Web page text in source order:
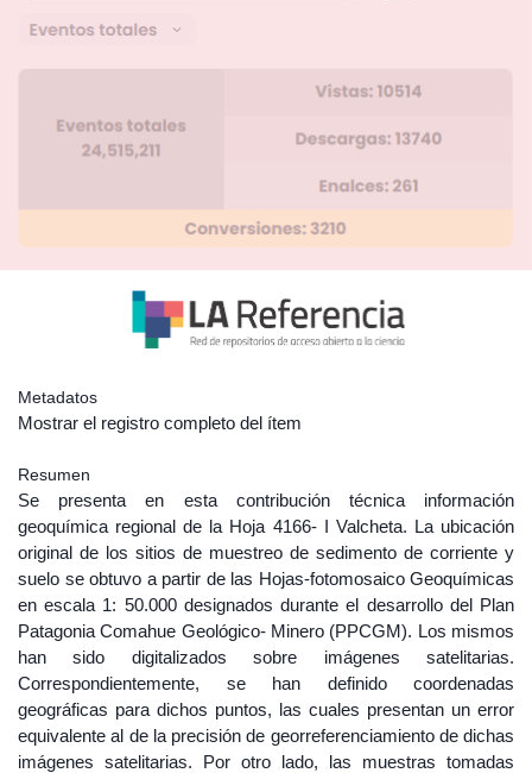
Metadatos
Mostrar el registro completo del ítem
Resumen
Se presenta en esta contribución técnica información
geoquímica regional de la Hoja 4166- I Valcheta. La ubicación
original de los sitios de muestreo de sedimento de corriente y
suelo se obtuvo a partir de las Hojas-fotomosaico Geoquímicas
en escala 1: 50.000 designados durante el desarrollo del Plan
Patagonia Comahue Geológico- Minero (PPCGM). Los mismos
han sido digitalizados sobre imágenes satelitarias.
Correspondientemente, se han definido coordenadas
geográficas para dichos puntos, las cuales presentan un error
equivalente al de la precisión de georreferenciamiento de dichas
imágenes satelitarias. Por otro lado, las muestras tomadas